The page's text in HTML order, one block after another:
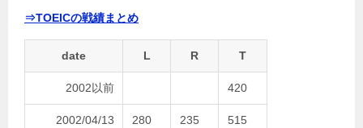
⇒TOEICの戦績まとめ
date L R T
2002以前 420
2002/04/13 280 235 515